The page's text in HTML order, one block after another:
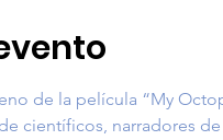
de la película “My
científicos, narradores